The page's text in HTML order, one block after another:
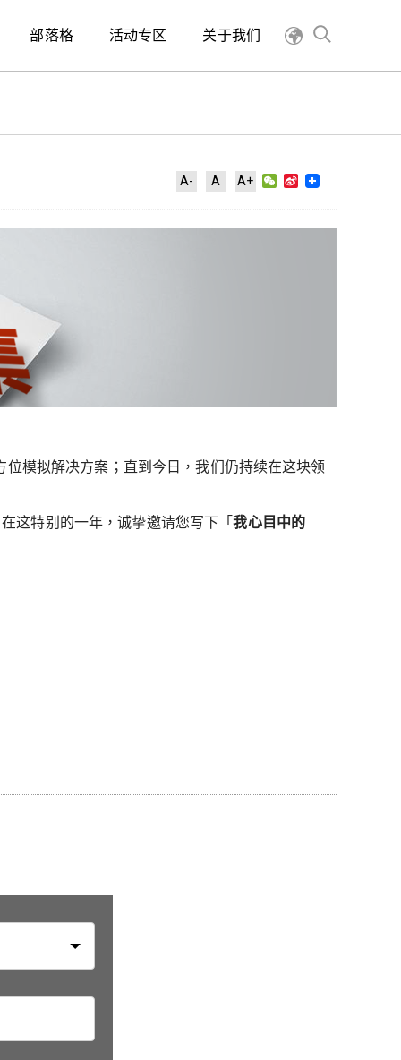
部落格 活动专区 关于我们
A- A A+ WeChat
Sina
模拟解决方案；直到今日，我们仍持续在这块领
这特别的一年，诚挚邀请您写下「我心目中的